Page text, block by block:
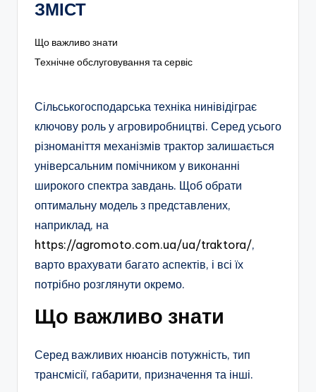
ЗМІСТ
Що важливо знати
Технічне обслуговування та сервіс
Сільськогосподарська техніка нинівідіграє
ключову роль у агровиробництві. Серед усього
різноманіття механізмів трактор залишається
універсальним помічником у виконанні
широкого спектра завдань. Щоб обрати
оптимальну модель з представлених,
наприклад, на
https://agromoto.com.ua/ua/traktora/,
варто врахувати багато аспектів, і всі їх
потрібно розглянути окремо.
Що важливо знати
Серед важливих нюансів потужність, тип
трансмісії, габарити, призначення та інші.